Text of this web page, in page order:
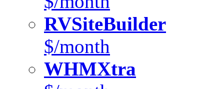
RVSiteBuilder
$/month
WHMXtra